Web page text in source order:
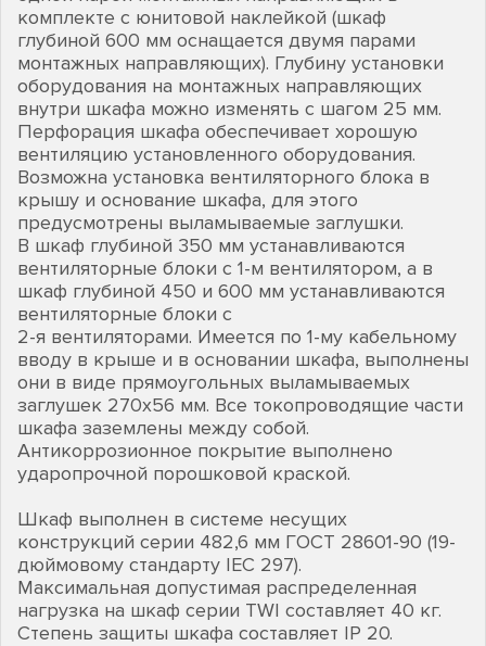
комплекте с юнитовой наклейкой (шкаф
глубиной 600 мм оснащается двумя парами
монтажных направляющих). Глубину установки
оборудования на монтажных направляющих
внутри шкафа можно изменять с шагом 25 мм.
Перфорация шкафа обеспечивает хорошую
вентиляцию установленного оборудования.
Возможна установка вентиляторного блока в
крышу и основание шкафа, для этого
предусмотрены выламываемые заглушки.
В шкаф глубиной 350 мм устанавливаются
вентиляторные блоки с 1-м вентилятором, а в
шкаф глубиной 450 и 600 мм устанавливаются
вентиляторные блоки с
2-я вентиляторами. Имеется по 1-му кабельному
вводу в крыше и в основании шкафа, выполнены
они в виде прямоугольных выламываемых
заглушек 270х56 мм. Все токопроводящие части
шкафа заземлены между собой.
Антикоррозионное покрытие выполнено
ударопрочной порошковой краской.
Шкаф выполнен в системе несущих
конструкций серии 482,6 мм ГОСТ 28601-90 (19-
дюймовому стандарту IEC 297).
Максимальная допустимая распределенная
нагрузка на шкаф серии TWI составляет 40 кг.
Степень защиты шкафа составляет IP 20.